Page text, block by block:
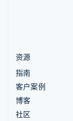
资源
指南
客户案例
博客
社区